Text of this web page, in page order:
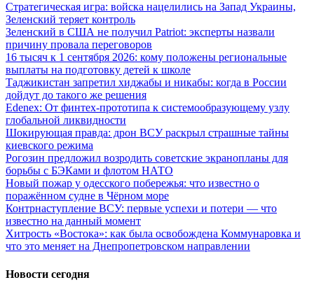
Стратегическая игра: войска нацелились на Запад Украины,
Зеленский теряет контроль
Зеленский в США не получил Patriot: эксперты назвали
причину провала переговоров
16 тысяч к 1 сентября 2026: кому положены региональные
выплаты на подготовку детей к школе
Таджикистан запретил хиджабы и никабы: когда в России
дойдут до такого же решения
Edenex: От финтех-прототипа к системообразующему узлу
глобальной ликвидности
Шокирующая правда: дрон ВСУ раскрыл страшные тайны
киевского режима
Рогозин предложил возродить советские экранопланы для
борьбы с БЭКами и флотом НАТО
Новый пожар у одесского побережья: что известно о
поражённом судне в Чёрном море
Контрнаступление ВСУ: первые успехи и потери — что
известно на данный момент
Хитрость «Востока»: как была освобождена Коммунаровка и
что это меняет на Днепропетровском направлении
Новости сегодня